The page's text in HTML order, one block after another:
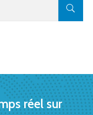
réel sur